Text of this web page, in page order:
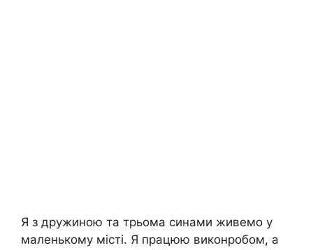
Я з дружиною та трьома синами живемо у
маленькому місті. Я працюю виконробом, а